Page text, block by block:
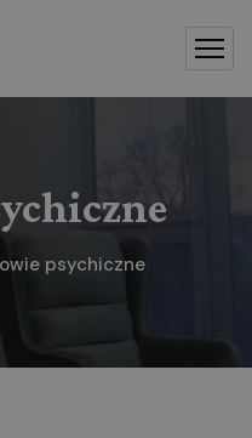
psychiczne